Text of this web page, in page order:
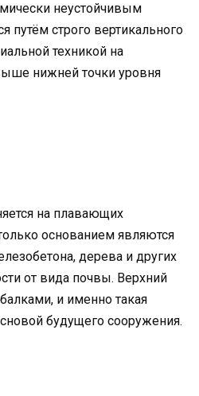
неустойчивым
путём строго вертикального
техникой на
нижней точки уровня
на плавающих
основанием являются
дерева и других
от вида почвы. Верхний
и именно такая
будущего сооружения.